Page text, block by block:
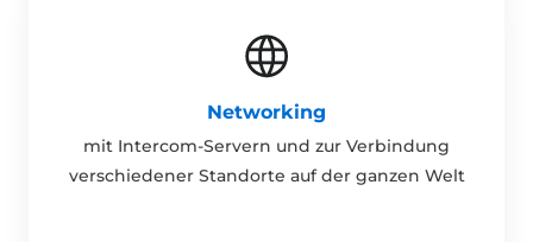
Networking
mit Intercom-Servern und zur Verbindung
verschiedener Standorte auf der ganzen Welt